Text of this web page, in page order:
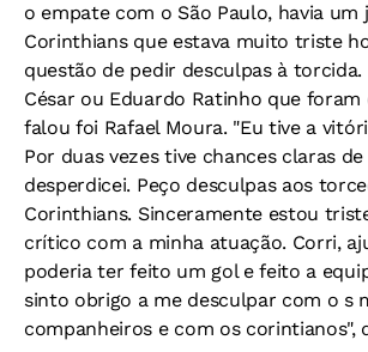
o empate com o São Paulo, havia um
Corinthians que estava muito triste
questão de pedir desculpas à
César ou Eduardo Ratinho que foram
falou foi Rafael Moura. "Eu tive a
Por duas vezes tive chances claras de
desperdicei. Peço desculpas aos
Corinthians. Sinceramente estou
crítico com a minha atuação. Corri,
poderia ter feito um gol e feito a
sinto obrigo a me desculpar com o s
companheiros e com os corintianos",